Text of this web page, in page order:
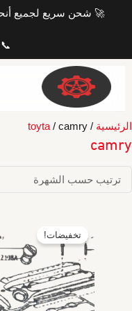
🚀 شحن سريع لجميع
الرئيسية /
toyta / camry
camry
تخفيضات!